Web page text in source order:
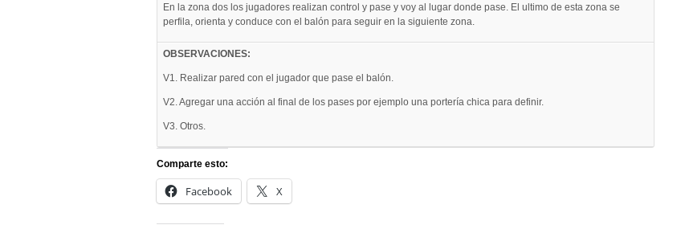
En la zona dos los jugadores realizan control y pase y voy al lugar donde pase. El ultimo de esta zona se
perfila, orienta y conduce con el balón para seguir en la siguiente zona.
OBSERVACIONES:
V1. Realizar pared con el jugador que pase el balón.
V2. Agregar una acción al final de los pases por ejemplo una portería chica para definir.
V3. Otros.
Comparte esto:
Facebook X